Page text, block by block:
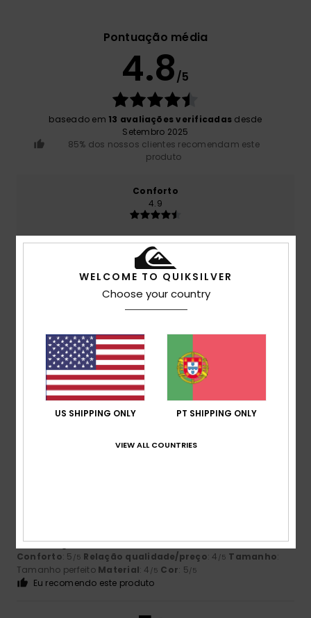
Pontuação média
4.8/5
baseado em 13 avaliações verificadas desde
Setembro 2025
85% dos nossos clientes recomendam este
produto
Conforto
4.9
Relação qualidade/preço
4.3
5/5
Mostrar original - Alemão
Conforto: 5 /5 Relação qualidade/preço: 4 /5 Tamanho:
Tamanho perfeito Material: 4 /5 Cor: 5/5
Eu recomendo este produto
WELCOME TO QUIKSILVER
Choose your country
US SHIPPING ONLY PT SHIPPING ONLY
VIEW ALL COUNTRIES